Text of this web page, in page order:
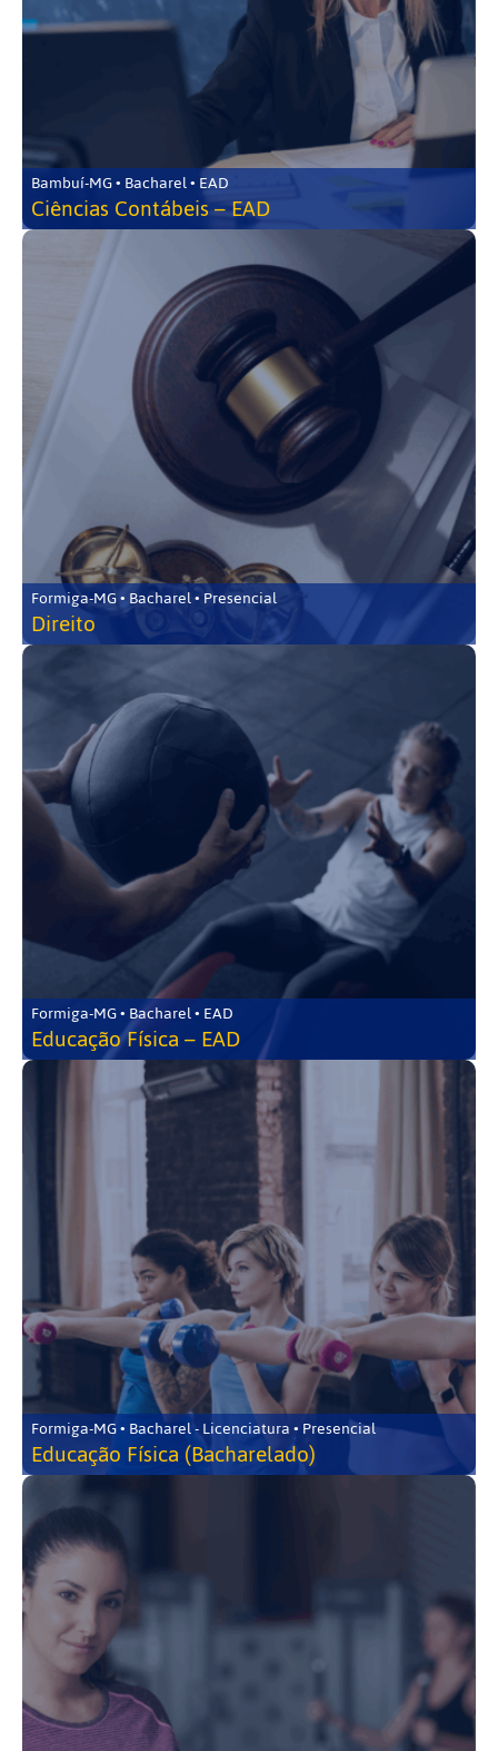
Bambuí-MG • Bacharel • EAD
Ciências Contábeis – EAD
Formiga-MG • Bacharel • Presencial
Direito
Formiga-MG • Bacharel • EAD
Educação Física – EAD
Formiga-MG • Bacharel - Licenciatura • Presencial
Educação Física (Bacharelado)